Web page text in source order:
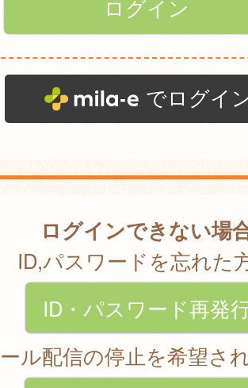
でログイ
ログインできない場
ID,パスワードを忘れた
ID・パスワード再発
ル配信の停止を希望さ